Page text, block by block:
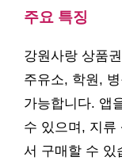
주요 특징
강원사랑 상품
주유소, 학원,
가능합니다. 앱
수 있으며, 지류
서 구매할 수 있